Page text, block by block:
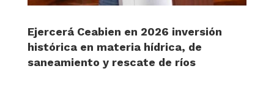
Ejercerá Ceabien en 2026 inversión
histórica en materia hídrica, de
saneamiento y rescate de ríos